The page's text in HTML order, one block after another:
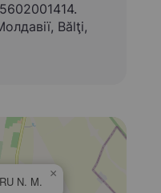
Bălţi,
N. M.
×